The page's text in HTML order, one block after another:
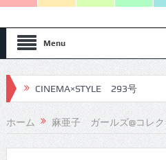
Menu
CINEMA×STYLE 293号
CINEMA×STYLE 292号
CINEMA×STYLE 291号
ホーム 麻亜子 ガールズ@コレク